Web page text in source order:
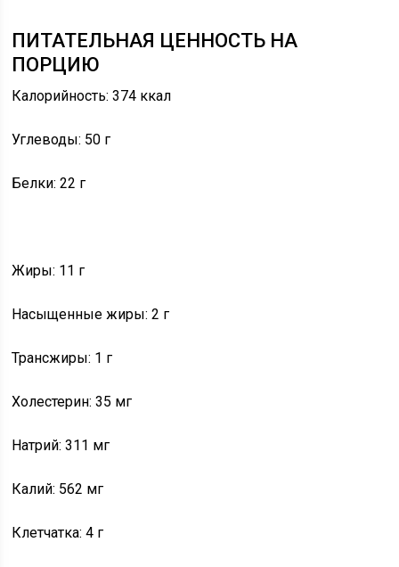
ПИТАТЕЛЬНАЯ ЦЕННОСТЬ НА
ПОРЦИЮ
Калорийность: 374 ккал
Углеводы: 50 г
Белки: 22 г
Жиры: 11 г
Насыщенные жиры: 2 г
Трансжиры: 1 г
Холестерин: 35 мг
Натрий: 311 мг
Калий: 562 мг
Клетчатка: 4 г